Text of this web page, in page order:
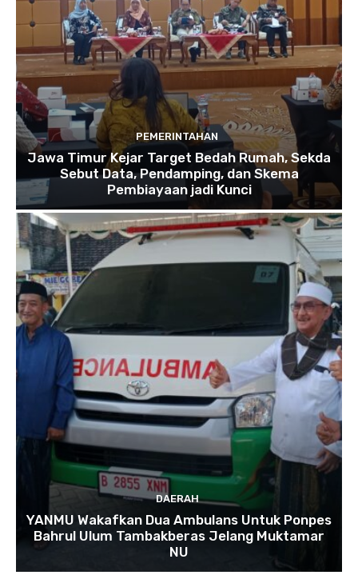
PEMERINTAHAN
Jawa Timur Kejar Target Bedah Rumah, Sekda
Sebut Data, Pendamping, dan Skema
Pembiayaan jadi Kunci
DAERAH
YANMU Wakafkan Dua Ambulans Untuk Ponpes
Bahrul Ulum Tambakberas Jelang Muktamar
NU